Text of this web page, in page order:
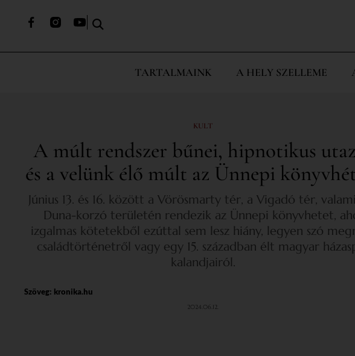
TARTALMAINK A HELY SZELLEME
KULT
A múlt rendszer bűnei, hipnotikus
és a velünk élő múlt az Ünnepi
Június 13. és 16. között a Vörösmarty tér, a Vigadó tér,
Duna-korzó területén rendezik az Ünnepi könyvhetet,
izgalmas kötetekből ezúttal sem lesz hiány, legyen szó
családtörténetről vagy egy 15. században élt magyar
kalandjairól.
Szöveg: kronika.hu
2024.06.12.